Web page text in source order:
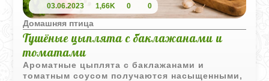
03.06.2023 1,66K 0 0
Домашняя птица
Тушёные цыплята с баклажанами и
томатами
Ароматные цыплята с баклажанами и
томатным соусом получаются насыщенными,